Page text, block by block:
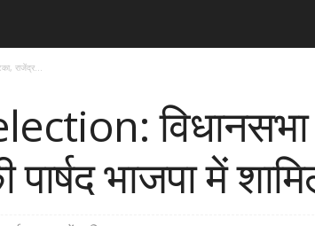
राजेंद्र...
विधानसभा
भाजपा में